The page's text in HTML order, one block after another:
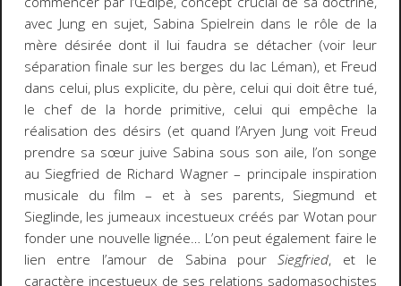
avec Jung en sujet, Sabina Spielrein dans le rôle de la
mère désirée dont il lui faudra se détacher (voir leur
séparation finale sur les berges du lac Léman), et Freud
dans celui, plus explicite, du père, celui qui doit être tué,
le chef de la horde primitive, celui qui empêche la
réalisation des désirs (et quand l’Aryen Jung voit Freud
prendre sa sœur juive Sabina sous son aile, l’on songe
au Siegfried de Richard Wagner – principale inspiration
musicale du film – et à ses parents, Siegmund et
Sieglinde, les jumeaux incestueux créés par Wotan pour
fonder une nouvelle lignée… L’on peut également faire le
lien entre l’amour de Sabina pourSiegfried, et le
caractère incestueux de ses relations sadomasochistes